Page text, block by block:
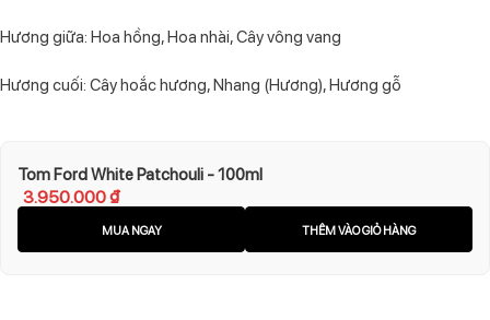
Hương giữa: Hoa hồng, Hoa nhài, Cây vông vang
Hương cuối: Cây hoắc hương, Nhang (Hương), Hương gỗ
Tom Ford White Patchouli - 100ml
3.950.000₫
MUA NGAY THÊM VÀO GIỎ HÀNG